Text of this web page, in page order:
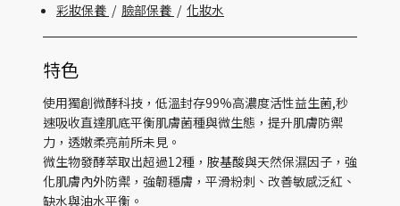
彩妝保養 / 臉部保養 / 化妝水
特色
使用獨創微酵科技，低溫封存99%高濃度活性益生菌,秒
速吸收直達肌底平衡肌膚菌種與微生態，提升肌膚防禦
力，透嫩柔亮前所未見。
微生物發酵萃取出超過12種，胺基酸與天然保濕因子，強
化肌膚內外防禦，強韌穩膚，平滑粉刺、改善敏感泛紅、
缺水與油水平衡。